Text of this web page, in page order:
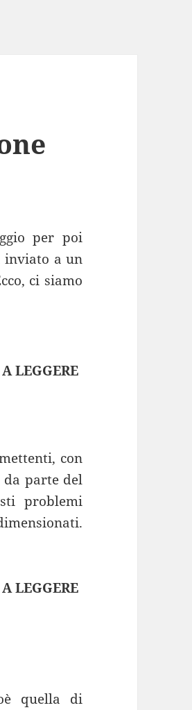
per poi
inviato a un
ci siamo
LEGGERE
con
da parte del
problemi
LEGGERE
quella di